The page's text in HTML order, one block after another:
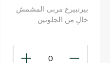
بيرنبيرغ مربى المشمش
خالٍ من الجلوتين
0